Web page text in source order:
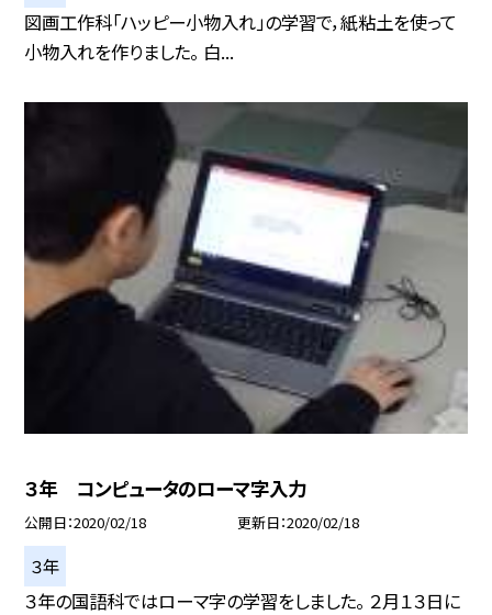
図画工作科「ハッピー小物入れ」の学習で，紙粘土を使って
小物入れを作りました。 白...
３年 コンピュータのローマ字入力
公開日 2020/02/18 更新日 2020/02/18
３年
３年の国語科ではローマ字の学習をしました。 ２月１３日に